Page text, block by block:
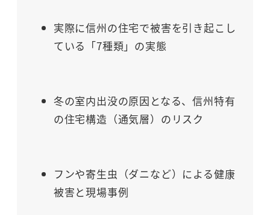
実際に信州の住宅で被害を引き起こし
ている「7種類」の実態
冬の室内出没の原因となる、信州特有
の住宅構造（通気層）のリスク
フンや寄生虫（ダニなど）による健康
被害と現場事例